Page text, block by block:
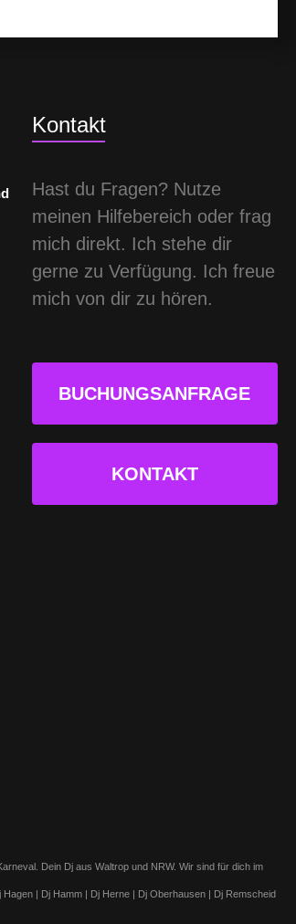
Kontakt
Hast du Fragen? Nutze
meinen Hilfebereich oder frag
mich direkt. Ich stehe dir
gerne zu Verfügung. Ich freue
mich von dir zu hören.
BUCHUNGSANFRAGE
KONTAKT
Dein Dj aus Waltrop und NRW. Wir sind für dich im
| Dj Hamm | Dj Herne | Dj Oberhausen | Dj Remscheid